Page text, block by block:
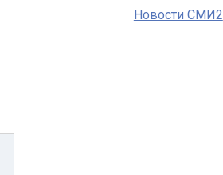
Новости СМИ2